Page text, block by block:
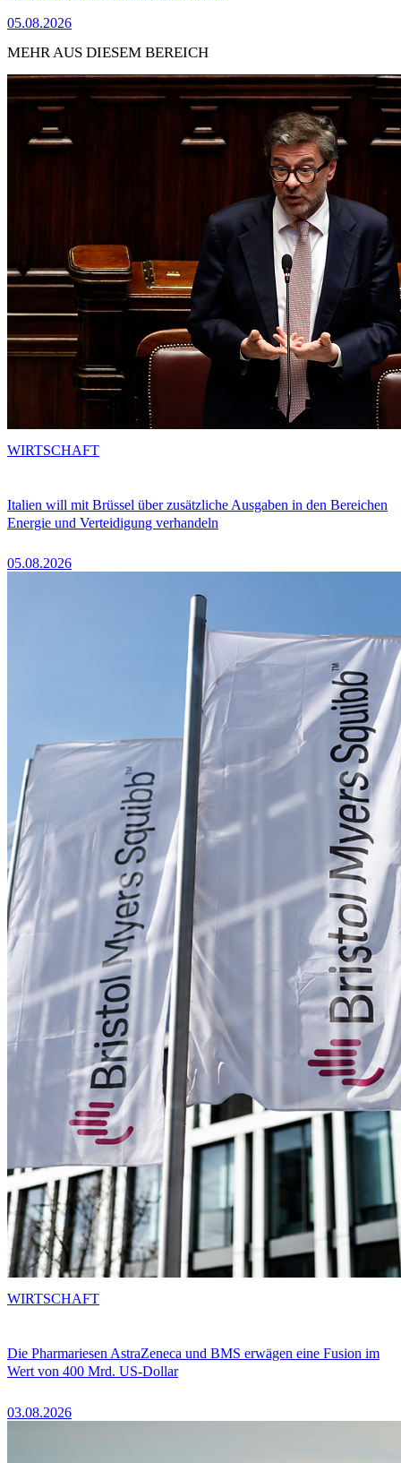
05.08.2026
MEHR AUS DIESEM BEREICH
Italien will mit Brüssel über zusätzliche Ausgaben in den Bereichen
Energie und Verteidigung verhandeln
05.08.2026
WIRTSCHAFT
Die Pharmariesen AstraZeneca und BMS erwägen eine Fusion im
Wert von 400 Mrd. US-Dollar
03.08.2026
WIRTSCHAFT